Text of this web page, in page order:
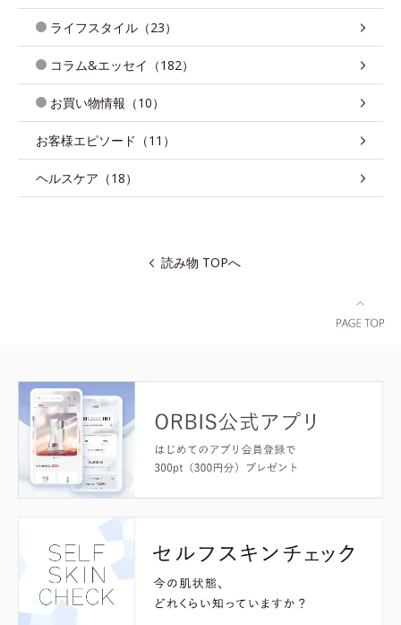
ライフスタイル（23）
コラム&エッセイ（182）
お買い物情報（10）
お客様エピソード（11）
ヘルスケア（18）
読み物 TOPへ